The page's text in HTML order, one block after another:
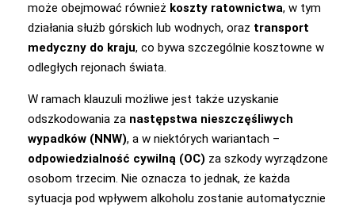
może obejmować również koszty ratownictwa, w tym
działania służb górskich lub wodnych, oraz transport
medyczny do kraju, co bywa szczególnie kosztowne w
odległych rejonach świata.
W ramach klauzuli możliwe jest także uzyskanie
odszkodowania za następstwa nieszczęśliwych
wypadków (NNW), a w niektórych wariantach –
odpowiedzialność cywilną (OC) za szkody wyrządzone
osobom trzecim. Nie oznacza to jednak, że każda
sytuacja pod wpływem alkoholu zostanie automatycznie